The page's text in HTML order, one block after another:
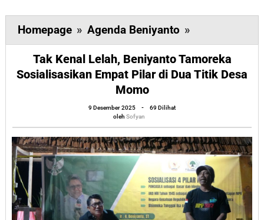
Homepage » Agenda Beniyanto »
Kenal
Lelah,
Beniyanto
Empat
Pilar
di
Dua
Titik
Desa
Tak Kenal Lelah, Beniyanto Tamoreka
Sosialisasikan Empat Pilar di Dua Titik Desa
Momo
9 Desember 2025
oleh
Sofyan
-
69 Dilihat
oleh Sofyan